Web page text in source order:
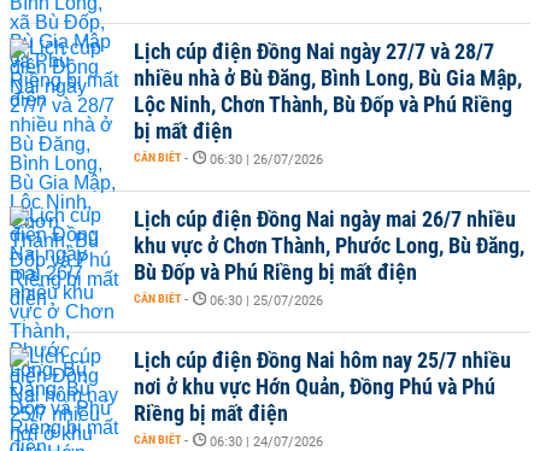
Lịch cúp điện Đồng Nai ngày 27/7 và 28/7
nhiều nhà ở Bù Đăng, Bình Long, Bù Gia Mập,
Lộc Ninh, Chơn Thành, Bù Đốp và Phú Riềng
bị mất điện
CẦN BIẾT - 06:30 | 26/07/2026
Lịch cúp điện Đồng Nai ngày mai 26/7 nhiều
khu vực ở Chơn Thành, Phước Long, Bù Đăng,
Bù Đốp và Phú Riềng bị mất điện
CẦN BIẾT - 06:30 | 25/07/2026
Lịch cúp điện Đồng Nai hôm nay 25/7 nhiều
nơi ở khu vực Hớn Quản, Đồng Phú và Phú
Riềng bị mất điện
CẦN BIẾT - 06:30 | 24/07/2026